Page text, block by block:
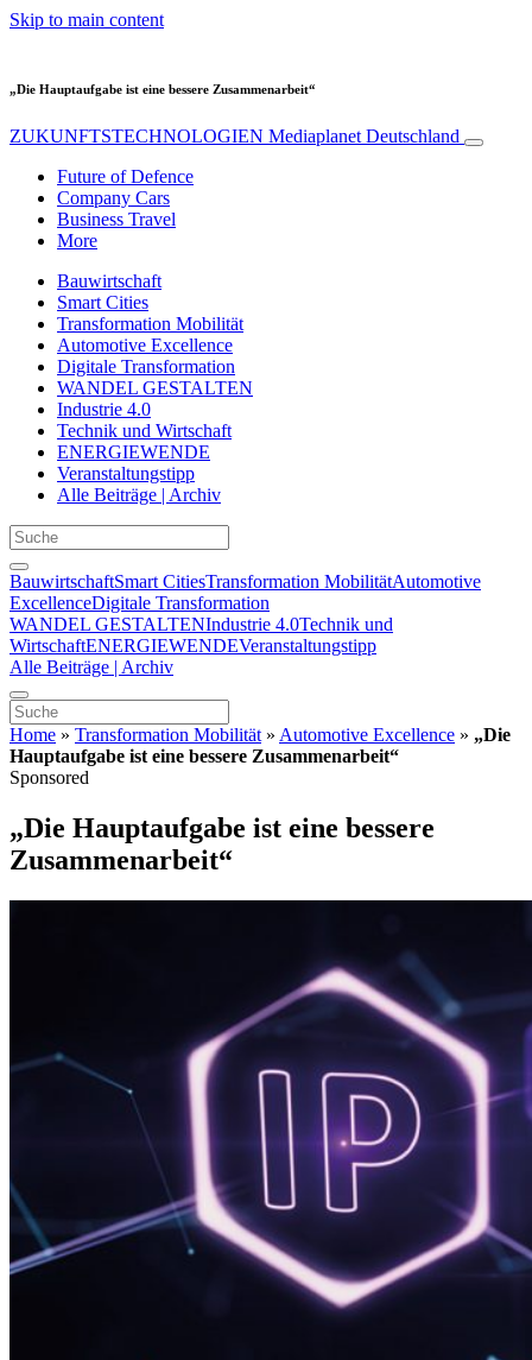
Skip to main content
„Die Hauptaufgabe ist eine bessere Zusammenarbeit“
ZUKUNFTSTECHNOLOGIEN Mediaplanet Deutschland
Future of Defence
Company Cars
Business Travel
More
Bauwirtschaft
Smart Cities
Transformation Mobilität
Automotive Excellence
Digitale Transformation
WANDEL GESTALTEN
Industrie 4.0
Technik und Wirtschaft
ENERGIEWENDE
Veranstaltungstipp
Alle Beiträge | Archiv
BauwirtschaftSmart CitiesTransformation MobilitätAutomotive
ExcellenceDigitale Transformation
WANDEL GESTALTENIndustrie 4.0Technik und
WirtschaftENERGIEWENDEVeranstaltungstipp
Alle Beiträge | Archiv
Home » Transformation Mobilität » Automotive Excellence » „Die
Hauptaufgabe ist eine bessere Zusammenarbeit“
Sponsored
„Die Hauptaufgabe ist eine bessere
Zusammenarbeit“